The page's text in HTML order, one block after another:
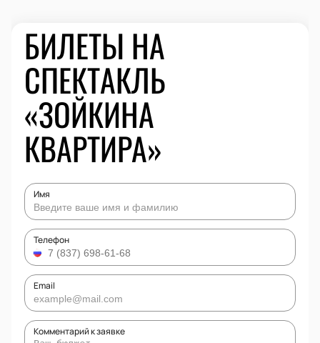
БИЛЕТЫ НА
СПЕКТАКЛЬ
«ЗОЙКИНА
КВАРТИРА»
Имя
Телефон
Email
Комментарий к заявке